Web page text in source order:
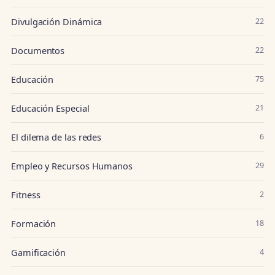
Divulgación Dinámica 22
Documentos 22
Educación 75
Educación Especial 21
El dilema de las redes 6
Empleo y Recursos Humanos 29
Fitness 2
Formación 18
Gamificación 4